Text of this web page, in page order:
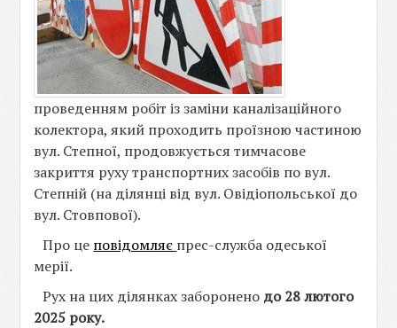
проведенням робіт із заміни каналізаційного
колектора, який проходить проїзною частиною
вул. Степної, продовжується тимчасове
закриття руху транспортних засобів по вул.
Степній (на ділянці від вул. Овідіопольської до
вул. Стовпової).
Про це повідомляє прес-служба одеської
мерії.
Рух на цих ділянках заборонено до 28 лютого
2025 року.